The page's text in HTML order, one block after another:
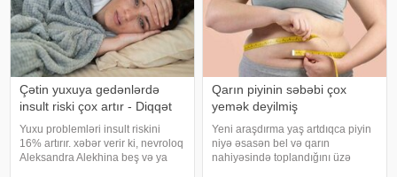
Çətin yuxuya gedənlərdə
insult riski çox artır - Diqqət
Yuxu problemləri insult riskini
16% artırır. xəbər verir ki, nevroloq
Aleksandra Alekhina beş və ya
Qarın piyinin səbəbi çox
yemək deyilmiş
Yeni araşdırma yaş artdıqca piyin
niyə əsasən bel və qarın
nahiyəsində toplandığını üzə